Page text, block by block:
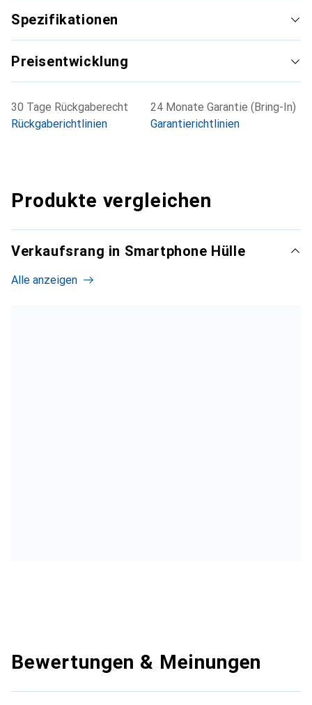
Spezifikationen
Preisentwicklung
30 Tage Rückgaberecht
Rückgaberichtlinien
24 Monate Garantie (Bring-In)
Garantierichtlinien
Produkte vergleichen
Verkaufsrang in Smartphone Hülle
Alle anzeigen
Bewertungen & Meinungen